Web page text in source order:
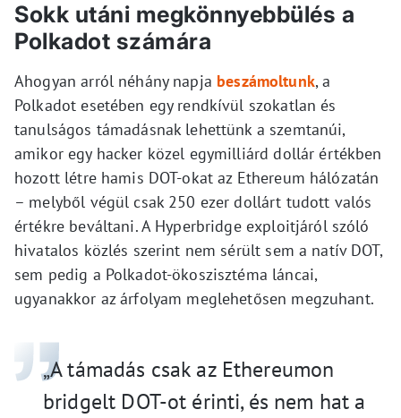
Sokk utáni megkönnyebbülés a
Polkadot számára
Ahogyan arról néhány napja beszámoltunk, a
Polkadot esetében egy rendkívül szokatlan és
tanulságos támadásnak lehettünk a szemtanúi,
amikor egy hacker közel egymilliárd dollár értékben
hozott létre hamis DOT-okat az Ethereum hálózatán
– melyből végül csak 250 ezer dollárt tudott valós
értékre beváltani. A Hyperbridge exploitjáról szóló
hivatalos közlés szerint nem sérült sem a natív DOT,
sem pedig a Polkadot-ökoszisztéma láncai,
ugyanakkor az árfolyam meglehetősen megzuhant.
„A támadás csak az Ethereumon
bridgelt DOT-ot érinti, és nem hat a